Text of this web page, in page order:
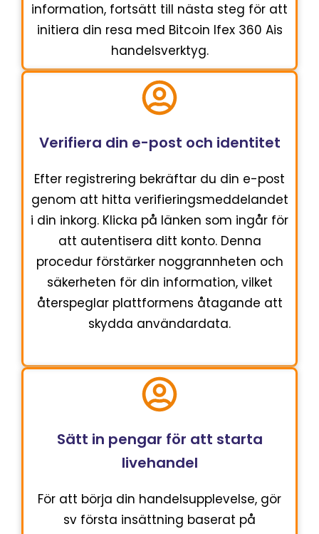
information, fortsätt till nästa steg för att
initiera din resa med Bitcoin Ifex 360 Ais
handelsverktyg.
Verifiera din e-post och identitet
Efter registrering bekräftar du din e-post
genom att hitta verifieringsmeddelandet
i din inkorg. Klicka på länken som ingår för
att autentisera ditt konto. Denna
procedur förstärker noggrannheten och
säkerheten för din information, vilket
återspeglar plattformens åtagande att
skydda användardata.
Sätt in pengar för att starta
livehandel
För att börja din handelsupplevelse, gör
sv första insättning baserat på